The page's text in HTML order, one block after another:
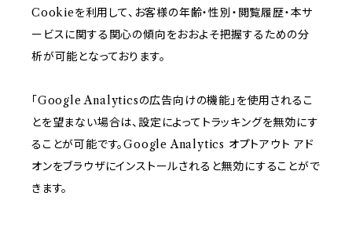
Cookieを利用して、お客様の年齢・性別・閲覧履歴・本サ
ービスに関する関心の傾向をおおよそ把握するための分
析が可能となっております。
「Google Analyticsの広告向けの機能」を使用されるこ
とを望まない場合は、設定によってトラッキングを無効にす
ることが可能です。Google Analytics オプトアウト アド
オンをブラウザにインストールされると無効にすることがで
きます。